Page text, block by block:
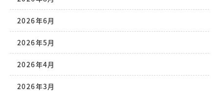
2026年6月
2026年5月
2026年4月
2026年3月